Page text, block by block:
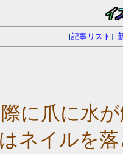
[記事リスト ] [
に爪に水
ネイルを